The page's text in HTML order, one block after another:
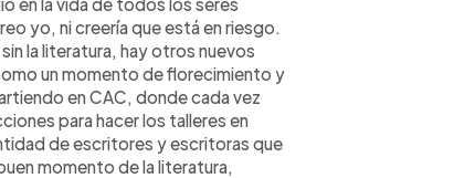
yo, ni creería que está en riesgo.
la literatura, hay otros nuevos
un momento de florecimiento y
en CAC, donde cada vez
para hacer los talleres en
de escritores y escritoras que
momento de la literatura,